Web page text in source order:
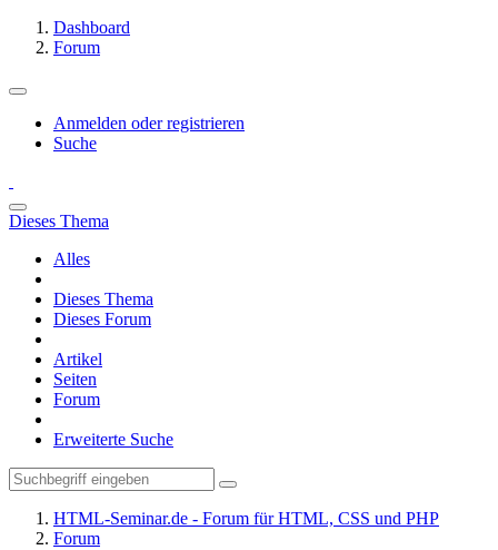
Dashboard
Forum
Anmelden oder registrieren
Suche
Dieses Thema
Alles
Dieses Thema
Dieses Forum
Artikel
Seiten
Forum
Erweiterte Suche
HTML-Seminar.de - Forum für HTML, CSS und PHP
Forum